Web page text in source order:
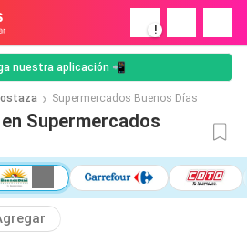
!
nuestra aplicación 📲
Supermercados Buenos Días
Supermercados